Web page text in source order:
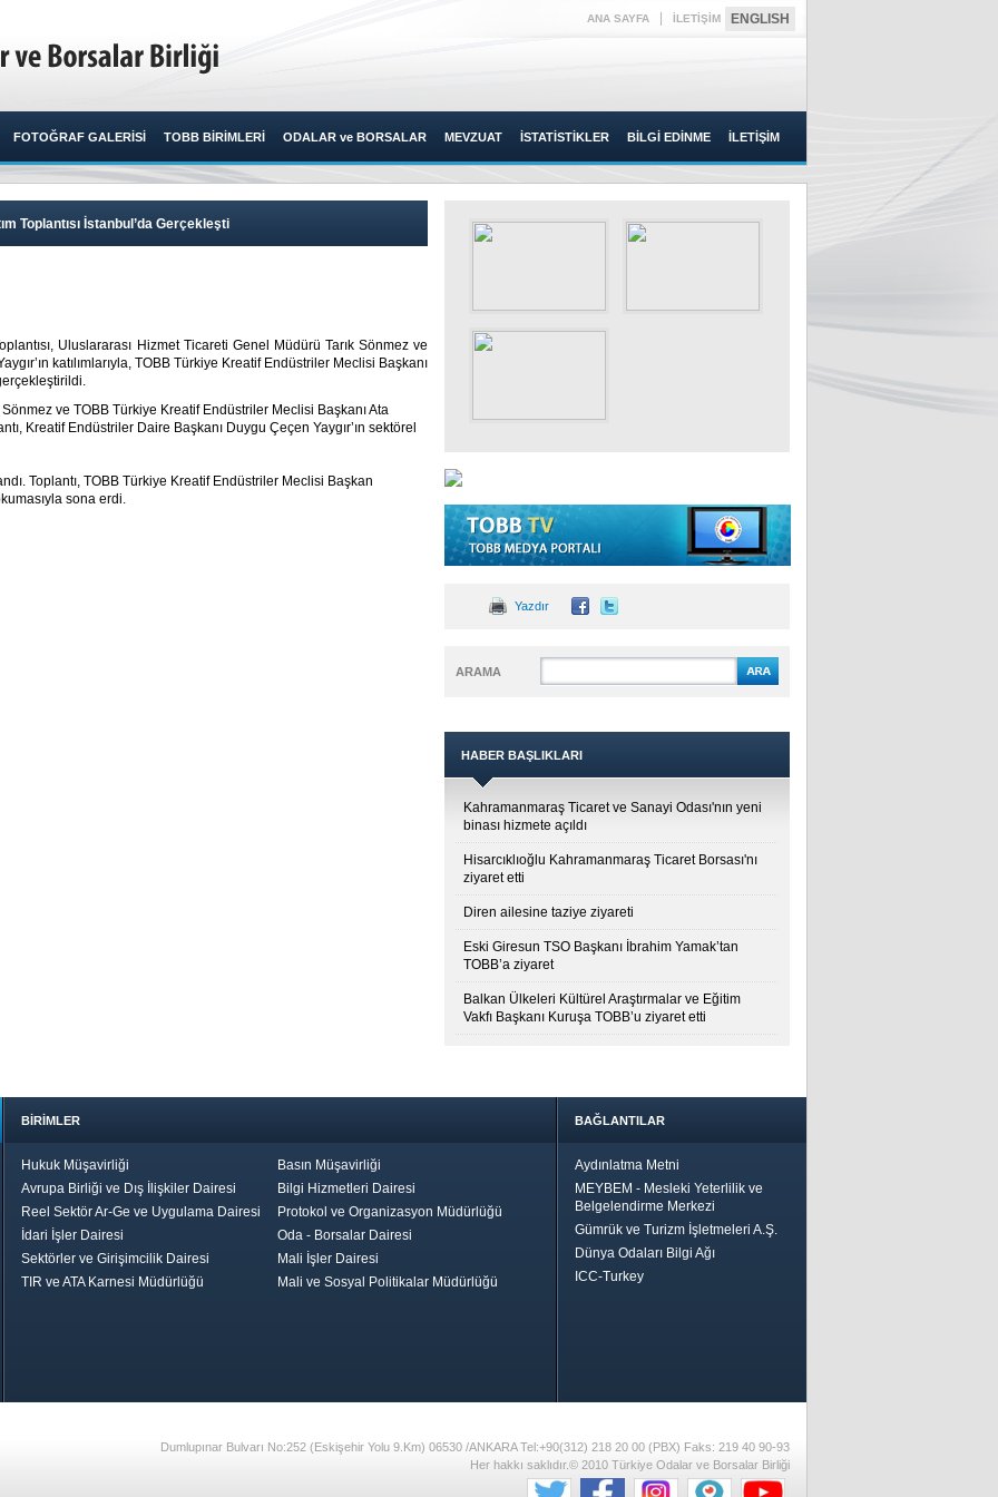
ANA SAYFA İLETİŞİM ENGLISH
FOTOĞRAF GALERİSİ TOBB BİRİMLERİ ODALAR ve BORSALAR MEVZUAT İSTATİSTİKLER BİLGİ EDİNME İLETİŞİM
Toplantısı İstanbul’da Gerçekleşti
Uluslararası Hizmet Ticareti Genel Müdürü Tarık Sönmez ve
katılımlarıyla, TOBB Türkiye Kreatif Endüstriler Meclisi Başkanı
ve TOBB Türkiye Kreatif Endüstriler Meclisi Başkanı Ata
Kreatif Endüstriler Daire Başkanı Duygu Çeçen Yaygır’ın sektörel
Toplantı, TOBB Türkiye Kreatif Endüstriler Meclisi Başkan
sona erdi.
Yazdır
ARAMA
HABER BAŞLIKLARI
Kahramanmaraş Ticaret ve Sanayi Odası'nın yeni
binası hizmete açıldı
Hisarcıklıoğlu Kahramanmaraş Ticaret Borsası'nı
ziyaret etti
Diren ailesine taziye ziyareti
Eski Giresun TSO Başkanı İbrahim Yamak’tan
TOBB’a ziyaret
Balkan Ülkeleri Kültürel Araştırmalar ve Eğitim
Vakfı Başkanı Kuruşa TOBB’u ziyaret etti
Görüş ve Öneriler-
BİRİMLER
Hukuk Müşavirliği
Basın Müşavirliği
Avrupa Birliği ve Dış İlişkiler Dairesi
Bilgi Hizmetleri Dairesi
Reel Sektör Ar-Ge ve Uygulama Dairesi
Protokol ve Organizasyon Müdürlüğü
İdari İşler Dairesi
Oda - Borsalar Dairesi
Sektörler ve Girişimcilik Dairesi
Mali İşler Dairesi
TIR ve ATA Karnesi Müdürlüğü
Mali ve Sosyal Politikalar Müdürlüğü
BAĞLANTILAR
Aydınlatma Metni
MEYBEM - Mesleki Yeterlilik ve
Belgelendirme Merkezi
Gümrük ve Turizm İşletmeleri A.Ş.
Dünya Odaları Bilgi Ağı
ICC-Turkey
Dumlupınar Bulvarı No:252 (Eskişehir Yolu 9.Km) 06530 /ANKARA Tel:+90(312) 218 20 00 (PBX) Faks: 219 40 90-93
Her hakkı saklıdır.© 2010 Türkiye Odalar ve Borsalar Birliği